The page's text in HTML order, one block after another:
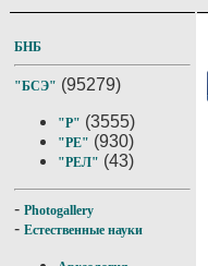
БНБ
"БСЭ" (95279)
"Р" (3555)
"РЕ" (930)
"РЕЛ" (43)
- Photogallery
- Естественные науки